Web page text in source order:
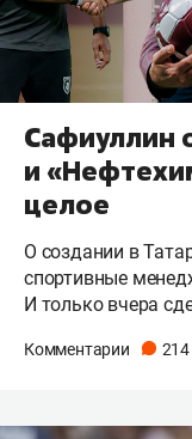
Сафиуллин
и
целое
О создании в
спортивные
И только вчера
Комментарии 214